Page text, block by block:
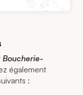
Boucherie-
également
: